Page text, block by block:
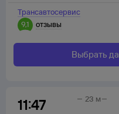
Трансавтосервис
9,1
отзывы
Выбрать
11:47 23 м